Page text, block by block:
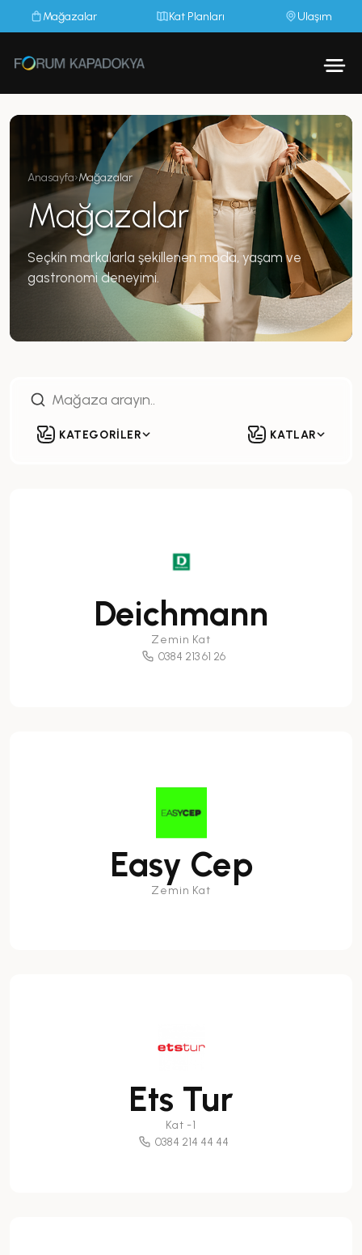
Mağazalar Kat Planları Ulaşım
Anasayfa›Mağazalar
Mağazalar
Seçkin markalarla şekillenen moda, yaşam ve
gastronomi deneyimi.
KATEGORİLER KATLAR
Deichmann
Zemin Kat
0384 213 61 26
Easy Cep
Zemin Kat
Ets Tur
Kat -1
0384 214 44 44